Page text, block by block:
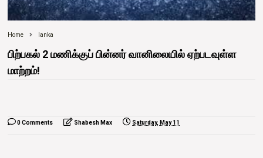
Home lanka
பிற்பகல் 2 மணிக்குப் பின்னர் வானிலையில் ஏற்படவுள்ள
மாற்றம்!
0 Comments Shabesh Max Saturday, May 11